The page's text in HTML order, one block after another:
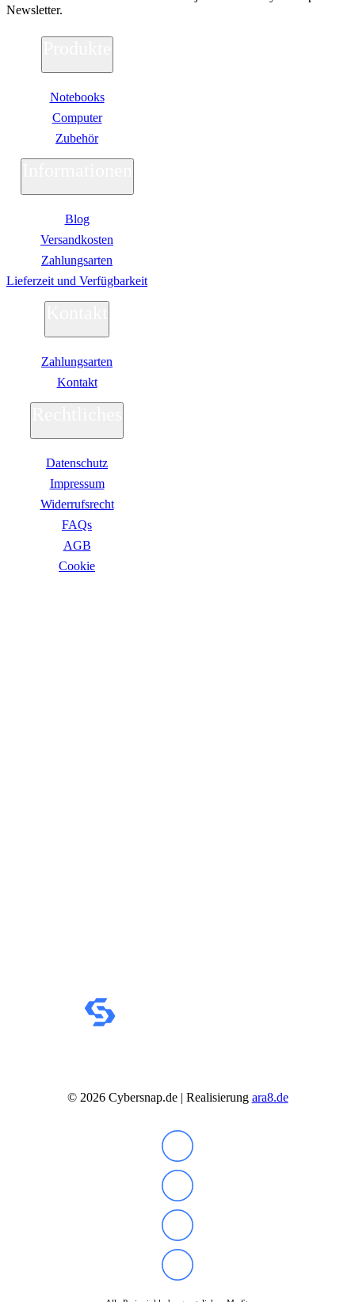
Notebooks
Computer
Zubehör
Blog
Versandkosten
Zahlungsarten
Lieferzeit und Verfügbarkeit
Zahlungsarten
Kontakt
Datenschutz
Impressum
Widerrufsrecht
FAQs
AGB
Сookie
Newsletter.
© 2026Cybersnap.de | Realisierung ara8.de